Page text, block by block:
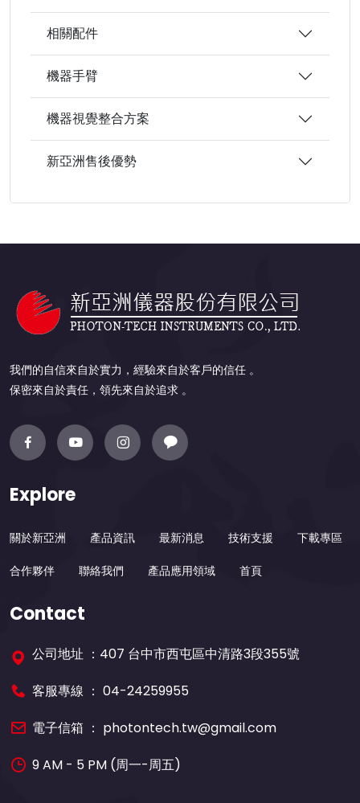
相關配件
機器手臂
機器視覺整合方案
新亞洲售後優勢
我們的自信來自於實力，經驗來自於客戶的信任 。
保密來自於責任，領先來自於追求 。
Explore
關於新亞洲 產品資訊 最新消息 技術支援 下載專區
合作夥伴 聯絡我們 產品應用領域 首頁
Contact
公司地址 ：407 台中市西屯區中清路3段355號
客服專線 ： 04-24259955
電子信箱 ： photontech.tw@gmail.com
9 AM - 5 PM (周一-周五)